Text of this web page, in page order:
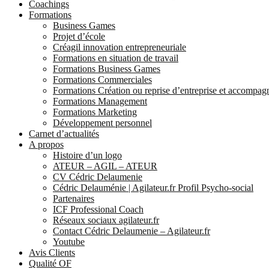
Coachings
Formations
Business Games
Projet d’école
Créagil innovation entrepreneuriale
Formations en situation de travail
Formations Business Games
Formations Commerciales
Formations Création ou reprise d’entreprise et
Formations Management
Formations Marketing
Développement personnel
Carnet d’actualités
A propos
Histoire d’un logo
ATEUR – AGIL – ATEUR
CV Cédric Delaumenie
Cédric Delauménie | Agilateur.fr Profil Psycho-social
Partenaires
ICF Professional Coach
Réseaux sociaux agilateur.fr
Contact Cédric Delaumenie – Agilateur.fr
Youtube
Avis Clients
Qualité OF